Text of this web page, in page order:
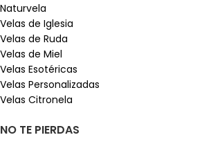
Naturvela
Velas de Iglesia
Velas de Ruda
Velas de Miel
Velas Esotéricas
Velas Personalizadas
Velas Citronela
NO TE PIERDAS